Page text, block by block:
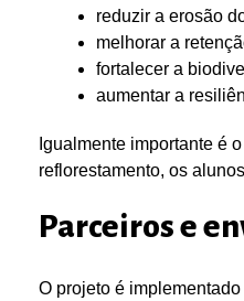
reduzir a erosão
melhorar a
fortalecer a
aumentar a
Igualmente importante é o
reflorestamento, os
Parceiros e
O projeto é